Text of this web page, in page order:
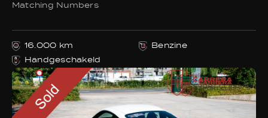
E-mail ons
info@carrera-sport-classics.be
Adres
Matching Numbers
16.000 km
Benzine
Handgeschakeld